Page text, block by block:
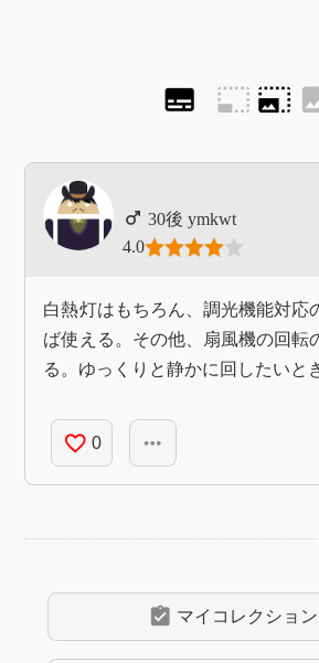
subtitles photo_size_select_small photo_size_select_large
ymkwt
4.0
白熱灯はもちろん、調光機能対応
ば使える。その他、扇風機の回転
る。ゆっくりと静かに回したいと
favorite_border 0 more_horiz
assignment_turned_in マイコレクション